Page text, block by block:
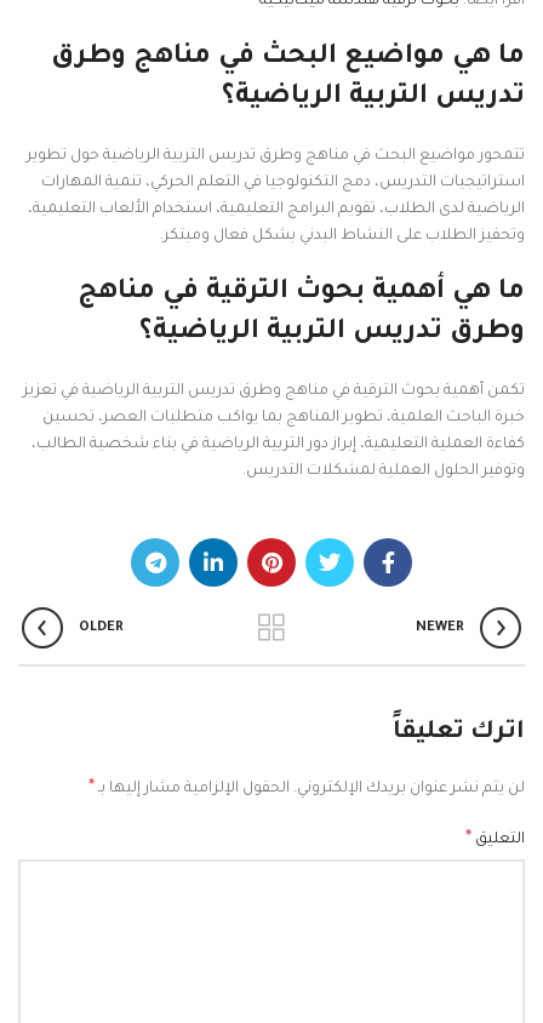
ما هي مواضيع البحث في مناهج وطرق
تدريس التربية الرياضية؟
تتمحور مواضيع البحث في مناهج وطرق تدريس التربية الرياضية حول تطوير
استراتيجيات التدريس، دمج التكنولوجيا في التعلم الحركي، تنمية المهارات
الرياضية لدى الطلاب، تقويم البرامج التعليمية، استخدام الألعاب التعليمية،
وتحفيز الطلاب على النشاط البدني بشكل فعال ومبتكر.
ما هي أهمية بحوث الترقية في مناهج
وطرق تدريس التربية الرياضية؟
تكمن أهمية بحوث الترقية في مناهج وطرق تدريس التربية الرياضية في تعزيز
خبرة الباحث العلمية، تطوير المناهج بما يواكب متطلبات العصر، تحسين
كفاءة العملية التعليمية، إبراز دور التربية الرياضية في بناء شخصية الطالب،
وتوفير الحلول العملية لمشكلات التدريس.
NEWER
OLDER
اترك تعليقاً
لن يتم نشر عنوان بريدك الإلكتروني. الحقول الإلزامية مشار إليها بـ *
التعليق *